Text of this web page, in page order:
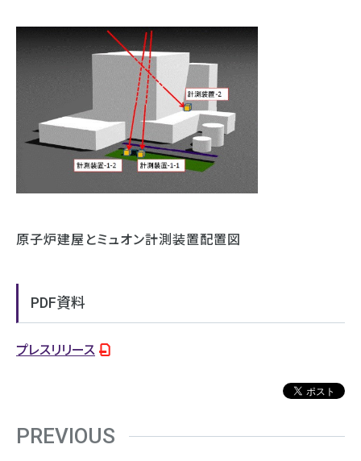
原子炉建屋とミュオン計測装置配置図
PDF資料
プレスリリース
PREVIOUS